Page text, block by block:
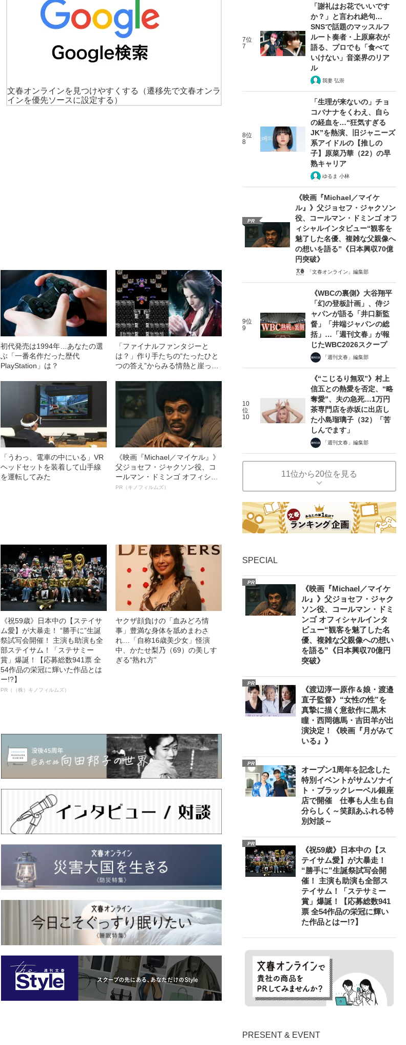
文春オンラインを見つけやすくする
（遷移先で文春オンラ
インを優先ソースに設定する）
初代発売は1994年…あなたの選
ぶ「一番名作だった歴代
PlayStation」は？
「ファイナルファンタジーと
は？」作り手たちの“たったひと
つの答え”からみる情熱と崖っぷ
「うわっ、電車の中にいる」VR
ヘッドセットを装着して山手線
を運転してみた
《映画『Michael／マイケル』》
父ジョセフ・ジャクソン役、コ
ールマン・ドミンゴ オフィシャ
ルインタビュー“観客を魅了した
PR（キノフィルムズ）
《祝59歳》日本中の【ステイサ
ム愛】が大暴走！ “勝手に”生誕
祭試写会開催！ 主演も助演も全
部ステイサム！「ステサミー
賞」爆誕！【応募総数941票 全
54作品の栄冠に輝いた作品とは
ー!?】
PR（（株）キノフィルムズ）
ヤクザ顔負けの「血みどろ情
事」豊満な身体を舐めまわさ
れ…「自称16歳美少女」怪演
中、かたせ梨乃（69）の美しす
ぎる“熟れ方”
7位
7
「謝礼はお花でいいです
か？」と言われ絶句…
SNSで話題のマッスルフ
ルート奏者・上原麻衣が
語る、プロでも「食べて
いけない」音楽界のリア
ル
我妻 弘崇
8位
8
「生理が来ないの」チョ
コバナナをくわえ、自ら
の経血を…“狂気すぎる
JK”を熱演、旧ジャニーズ
系アイドルの【推しの
子】原菜乃華（22）の早
熟キャリア
ゆるま 小林
PR
《映画『Michael／マイケ
ル』》父ジョセフ・ジャクソン
役、コールマン・ドミンゴ オフ
ィシャルインタビュー“観客を
魅了した名優、複雑な父親像へ
の想いを語る”《日本興収70億
円突破》
「文春オンライン」編集部
9位
9
《WBCの裏側》大谷翔平
「幻の登板計画」、侍ジ
ャパンが語る「井口新監
督」「井端ジャパンの総
括」…「週刊文春」が報
じたWBC2026スクープ
「週刊文春」編集部
10
位
10
《“こじるり無双”》村上
信五との熱愛を否定、“略
奪愛”、夫の急死…1万円
茶専門店を赤坂に出店し
た小島瑠璃子（32）「苦
しんでます」
「週刊文春」編集部
11位から20位を見る
SPECIAL
PR
《映画『Michael／マイケ
ル』》父ジョセフ・ジャク
ソン役、コールマン・ドミ
ンゴ オフィシャルインタ
ビュー“観客を魅了した名
優、複雑な父親像への想い
を語る”《日本興収70億円
突破》
PR
《渡辺淳一原作＆娘・渡邉
直子監督》“女性の性”を
真摯に描く意欲作に黒木
瞳・西岡德馬・吉田羊が出
演決定！《映画『月がみて
いる』》
PR
オープン1周年を記念した
特別イベントがサムソナイ
ト・ブラックレーベル銀座
店で開催 仕事も人生も自
分らしく～笑顔あふれる特
別対談～
PR
《祝59歳》日本中の【ス
テイサム愛】が大暴走！
“勝手に”生誕祭試写会開
催！ 主演も助演も全部ス
テイサム！「ステサミー
賞」爆誕！【応募総数941
票 全54作品の栄冠に輝い
た作品とはー!?】
PRESENT & EVENT